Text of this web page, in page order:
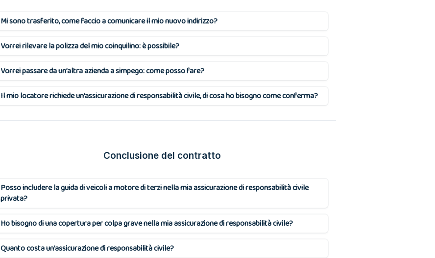
Mi sono trasferito, come faccio a comunicare il mio nuovo indirizzo?
Vorrei rilevare la polizza del mio coinquilino: è possibile?
Vorrei passare da un’altra azienda a simpego: come posso fare?
Il mio locatore richiede un’assicurazione di responsabilità civile, di cosa ho bisogno come conferma?
Conclusione del contratto
Posso includere la guida di veicoli a motore di terzi nella mia assicurazione di responsabilità civile
privata?
Ho bisogno di una copertura per colpa grave nella mia assicurazione di responsabilità civile?
Quanto costa un’assicurazione di responsabilità civile?